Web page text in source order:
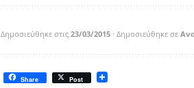
Δημοσιεύθηκε στις 23/03/2015 · Δημοσιεύθηκε σε
Share Post